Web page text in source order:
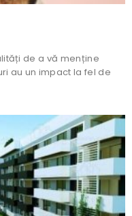
de a vă menține
au un impact la fel de